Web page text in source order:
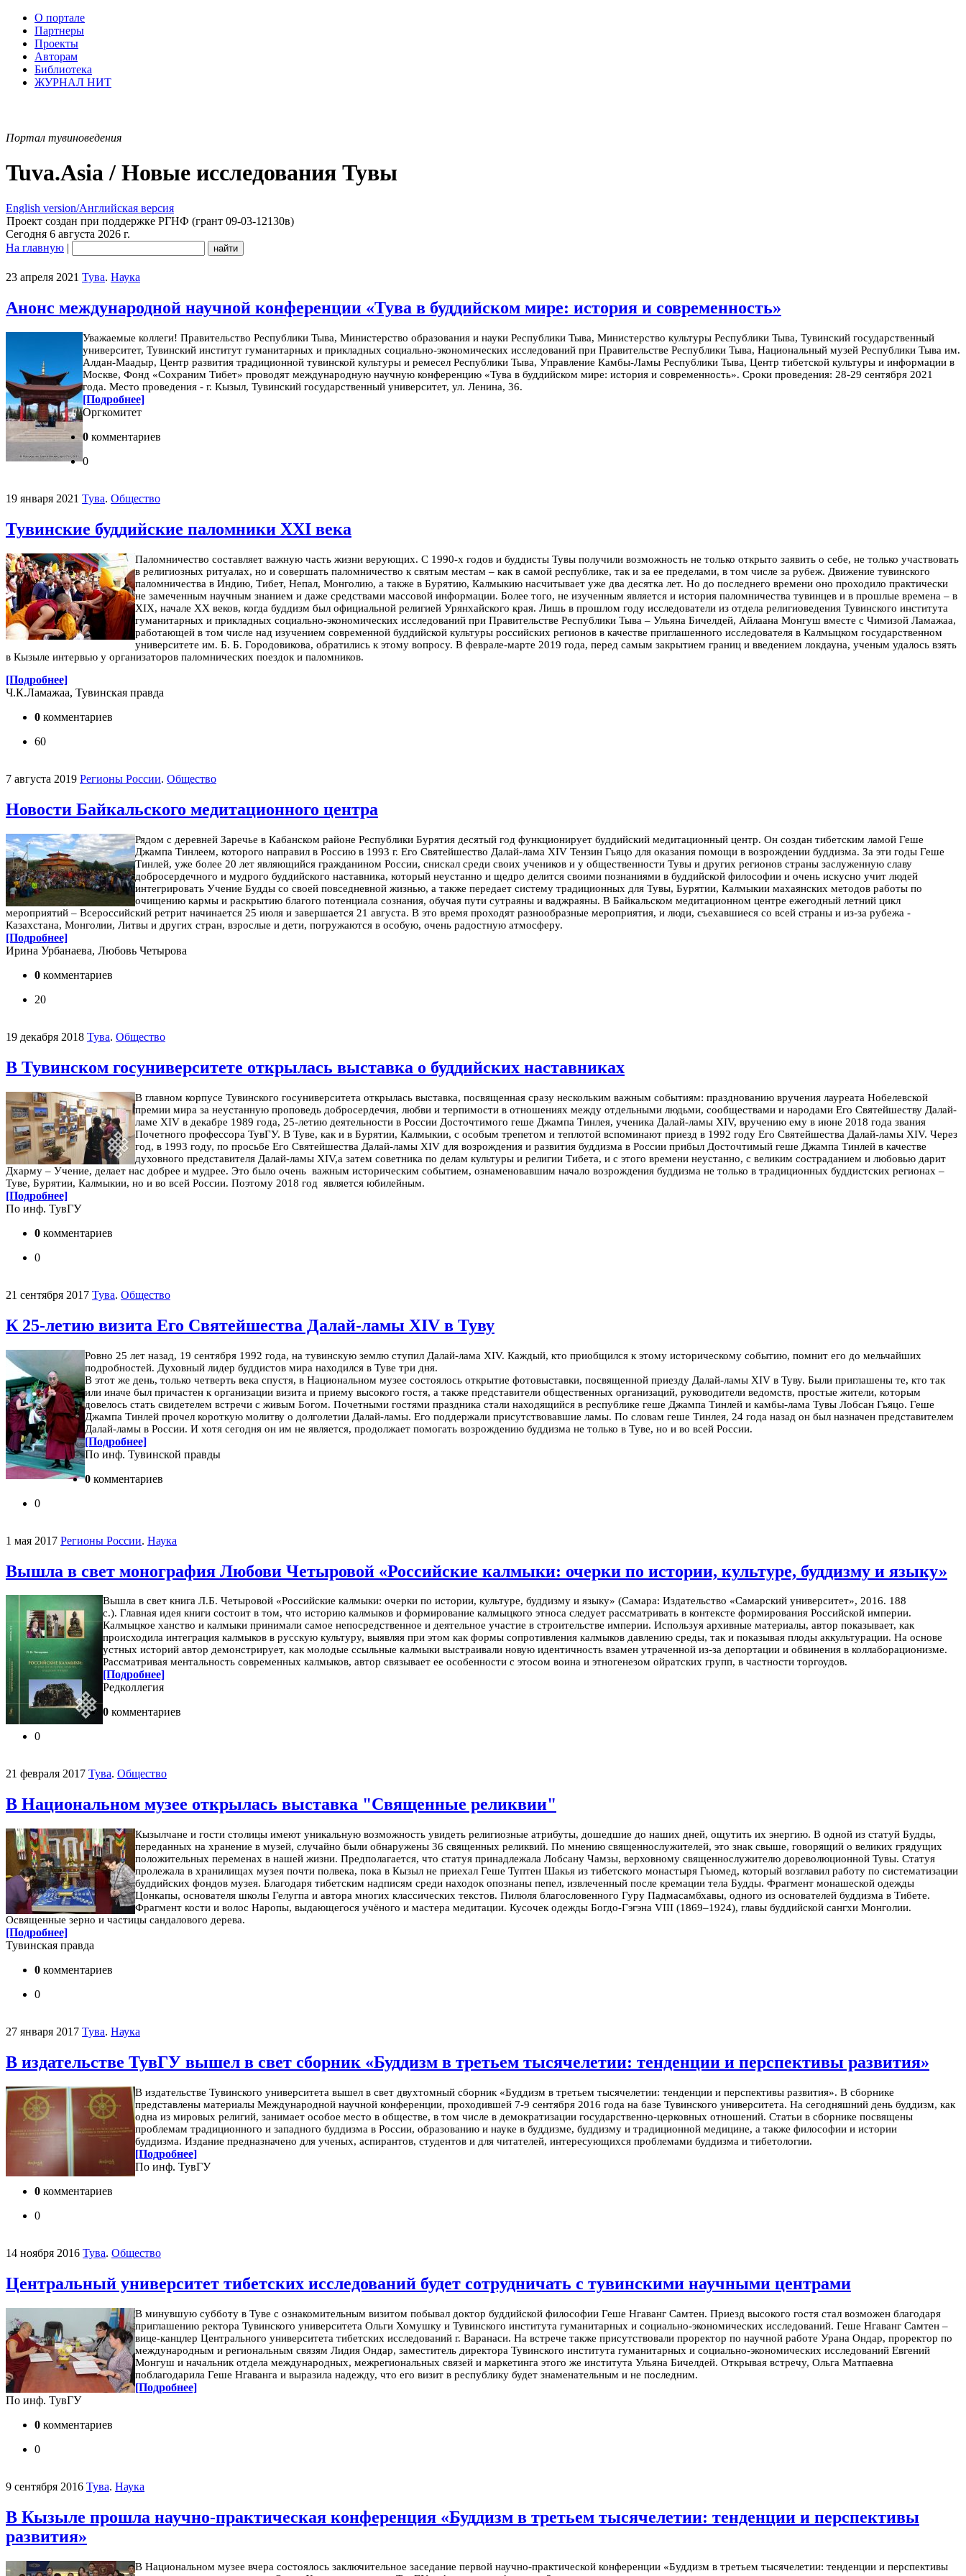
О портале
Партнеры
Проекты
Авторам
Библиотека
ЖУРНАЛ НИТ
Портал тувиноведения
Tuva.Asia / Новые исследования Тувы
English version/Английская версия
Проект создан при поддержке РГНФ (грант 09-03-12130в)
Сегодня 6 августа 2026 г.
На главную |
23 апреля 2021 Тува. Наука
Анонс международной научной конференции «Тува в буддийском мире: история и современность»
Уважаемые коллеги! Правительство Республики Тыва, Министерство образования и науки Республики Тыва, Министерство культуры Республики Тыва, Тувинский государственный
университет, Тувинский институт гуманитарных и прикладных социально-экономических исследований при Правительстве Республики Тыва, Национальный музей Республики Тыва им.
Алдан-Маадыр, Центр развития традиционной тувинской культуры и ремесел Республики Тыва, Управление Камбы-Ламы Республики Тыва, Центр тибетской культуры и информации в
Москве, Фонд «Сохраним Тибет» проводят международную научную конференцию «Тува в буддийском мире: история и современность». Сроки проведения: 28-29 сентября 2021
года. Место проведения - г. Кызыл, Тувинский государственный университет, ул. Ленина, 36.
[Подробнее]
Оргкомитет
0 комментариев
0
19 января 2021 Тува. Общество
Тувинские буддийские паломники XXI века
Паломничество составляет важную часть жизни верующих. С 1990-х годов и буддисты Тувы получили возможность не только открыто заявить о себе, не только участвовать
в религиозных ритуалах, но и совершать паломничество к святым местам – как в самой республике, так и за ее пределами, в том числе за рубеж. Движение тувинского
паломничества в Индию, Тибет, Непал, Монголию, а также в Бурятию, Калмыкию насчитывает уже два десятка лет. Но до последнего времени оно проходило практически
не замеченным научным знанием и даже средствами массовой информации. Более того, не изученным является и история паломничества тувинцев и в прошлые времена – в
XIX, начале ХХ веков, когда буддизм был официальной религией Урянхайского края. Лишь в прошлом году исследователи из отдела религиоведения Тувинского института
гуманитарных и прикладных социально-экономических исследований при Правительстве Республики Тыва – Ульяна Бичелдей, Айлаана Монгуш вместе с Чимизой Ламажаа,
работающей в том числе над изучением современной буддийской культуры российских регионов в качестве приглашенного исследователя в Калмыцком государственном
университете им. Б. Б. Городовикова, обратились к этому вопросу. В феврале-марте 2019 года, перед самым закрытием границ и введением локдауна, ученым удалось взять
в Кызыле интервью у организаторов паломнических поездок и паломников.
[Подробнее]
Ч.К.Ламажаа, Тувинская правда
0 комментариев
60
7 августа 2019 Регионы России. Общество
Новости Байкальского медитационного центра
Рядом с деревней Заречье в Кабанском районе Республики Бурятия десятый год функционирует буддийский медитационный центр. Он создан тибетским ламой Геше
Джампа Тинлеем, которого направил в Россию в 1993 г. Его Святейшество Далай-лама XIV Тензин Гьяцо для оказания помощи в возрождении буддизма. За эти годы Геше
Тинлей, уже более 20 лет являющийся гражданином России, снискал среди своих учеников и у общественности Тувы и других регионов страны заслуженную славу
добросердечного и мудрого буддийского наставника, который неустанно и щедро делится своими познаниями в буддийской философии и очень искусно учит людей
интегрировать Учение Будды со своей повседневной жизнью, а также передает систему традиционных для Тувы, Бурятии, Калмыкии махаянских методов работы по
очищению кармы и раскрытию благого потенциала сознания, обучая пути сутраяны и ваджраяны. В Байкальском медитационном центре ежегодный летний цикл
мероприятий – Всероссийский ретрит начинается 25 июля и завершается 21 августа. В это время проходят разнообразные мероприятия, и люди, съехавшиеся со всей страны и из-за рубежа -
Казахстана, Монголии, Литвы и других стран, взрослые и дети, погружаются в особую, очень радостную атмосферу.
[Подробнее]
Ирина Урбанаева, Любовь Четырова
0 комментариев
20
19 декабря 2018 Тува. Общество
В Тувинском госуниверситете открылась выставка о буддийских наставниках
В главном корпусе Тувинского госуниверситета открылась выставка, посвященная сразу нескольким важным событиям: празднованию вручения лауреата Нобелевской
премии мира за неустанную проповедь добросердечия, любви и терпимости в отношениях между отдельными людьми, сообществами и народами Его Святейшеству Далай-
ламе XIV в декабре 1989 года, 25-летию деятельности в России Досточтимого геше Джампа Тинлея, ученика Далай-ламы XIV, вручению ему в июне 2018 года звания
Почетного профессора ТувГУ. В Туве, как и в Бурятии, Калмыкии, с особым трепетом и теплотой вспоминают приезд в 1992 году Его Святейшества Далай-ламы XIV. Через
год, в 1993 году, по просьбе Его Святейшества Далай-ламы XIV для возрождения и развития буддизма в России прибыл Досточтимый геше Джампа Тинлей в качестве
духовного представителя Далай-ламы XIV,а затем советника по делам культуры и религии Тибета, и с этого времени неустанно, с великим состраданием и любовью дарит
Дхарму – Учение, делает нас добрее и мудрее. Это было очень важным историческим событием, ознаменовавшим начало возрождения буддизма не только в традиционных буддистских регионах –
Туве, Бурятии, Калмыкии, но и во всей России. Поэтому 2018 год является юбилейным.
[Подробнее]
По инф. ТувГУ
0 комментариев
0
21 сентября 2017 Тува. Общество
К 25-летию визита Его Святейшества Далай-ламы XIV в Туву
Ровно 25 лет назад, 19 сентября 1992 года, на тувинскую землю ступил Далай-лама XIV. Каждый, кто приобщился к этому историческому событию, помнит его до мельчайших
подробностей. Духовный лидер буддистов мира находился в Туве три дня.
В этот же день, только четверть века спустя, в Национальном музее состоялось открытие фотовыставки, посвященной приезду Далай-ламы XIV в Туву. Были приглашены те, кто так
или иначе был причастен к организации визита и приему высокого гостя, а также представители общественных организаций, руководители ведомств, простые жители, которым
довелось стать свидетелем встречи с живым Богом. Почетными гостями праздника стали находящийся в республике геше Джампа Тинлей и камбы-лама Тувы Лобсан Гьяцо. Геше
Джампа Тинлей прочел короткую молитву о долголетии Далай-ламы. Его поддержали присутствовавшие ламы. По словам геше Тинлея, 24 года назад он был назначен представителем
Далай-ламы в России. И хотя сегодня он им не является, продолжает помогать возрождению буддизма не только в Туве, но и во всей России.
[Подробнее]
По инф. Тувинской правды
0 комментариев
0
1 мая 2017 Регионы России. Наука
Вышла в свет монография Любови Четыровой «Российские калмыки: очерки по истории, культуре, буддизму и языку»
Вышла в свет книга Л.Б. Четыровой «Российские калмыки: очерки по истории, культуре, буддизму и языку» (Самара: Издательство «Самарский университет», 2016. 188
с.). Главная идея книги состоит в том, что историю калмыков и формирование калмыцкого этноса следует рассматривать в контексте формирования Российской империи.
Калмыцкое ханство и калмыки принимали самое непосредственное и деятельное участие в строительстве империи. Используя архивные материалы, автор показывает, как
происходила интеграция калмыков в русскую культуру, выявляя при этом как формы сопротивления калмыков давлению среды, так и показывая плоды аккультурации. На основе
устных историй автор демонстрирует, как молодые ссыльные калмыки выстраивали новую идентичность взамен утраченной из-за депортации и обвинения в коллаборационизме.
Рассматривая ментальность современных калмыков, автор связывает ее особенности с этосом воина и этногенезом ойратских групп, в частности торгоудов.
[Подробнее]
Редколлегия
0 комментариев
0
21 февраля 2017 Тува. Общество
В Национальном музее открылась выставка "Священные реликвии"
Кызылчане и гости столицы имеют уникальную возможность увидеть религиозные атрибуты, дошедшие до наших дней, ощутить их энергию. В одной из статуй Будды,
переданных на хранение в музей, случайно были обнаружены 36 священных реликвий. По мнению священнослужителей, это знак свыше, говорящий о великих грядущих
положительных переменах в нашей жизни. Предполагается, что статуя принадлежала Лобсану Чамзы, верховному священнослужителю дореволюционной Тувы. Статуя
пролежала в хранилищах музея почти полвека, пока в Кызыл не приехал Геше Туптен Шакья из тибетского монастыря Гьюмед, который возглавил работу по систематизации
буддийских фондов музея. Благодаря тибетским надписям среди находок опознаны пепел, извлеченный после кремации тела Будды. Фрагмент монашеской одежды
Цонкапы, основателя школы Гелугпа и автора многих классических текстов. Пилюля благословенного Гуру Падмасамбхавы, одного из основателей буддизма в Тибете.
Фрагмент кости и волос Наропы, выдающегося учёного и мастера медитации. Кусочек одежды Богдо-Гэгэна VIII (1869–1924), главы буддийской сангхи Монголии.
Освященные зерно и частицы сандалового дерева.
[Подробнее]
Тувинская правда
0 комментариев
0
27 января 2017 Тува. Наука
В издательстве ТувГУ вышел в свет сборник «Буддизм в третьем тысячелетии: тенденции и перспективы развития»
В издательстве Тувинского университета вышел в свет двухтомный сборник «Буддизм в третьем тысячелетии: тенденции и перспективы развития». В сборнике
представлены материалы Международной научной конференции, проходившей 7-9 сентября 2016 года на базе Тувинского университета. На сегодняшний день буддизм, как
одна из мировых религий, занимает особое место в обществе, в том числе в демократизации государственно-церковных отношений. Статьи в сборнике посвящены
проблемам традиционного и западного буддизма в России, образованию и науке в буддизме, буддизму и традиционной медицине, а также философии и истории
буддизма. Издание предназначено для ученых, аспирантов, студентов и для читателей, интересующихся проблемами буддизма и тибетологии.
[Подробнее]
По инф. ТувГУ
0 комментариев
0
14 ноября 2016 Тува. Общество
Центральный университет тибетских исследований будет сотрудничать с тувинскими научными центрами
В минувшую субботу в Туве с ознакомительным визитом побывал доктор буддийской философии Геше Нгаванг Самтен. Приезд высокого гостя стал возможен благодаря
приглашению ректора Тувинского университета Ольги Хомушку и Тувинского института гуманитарных и социально-экономических исследований. Геше Нгаванг Самтен –
вице-канцлер Центрального университета тибетских исследований г. Варанаси. На встрече также присутствовали проректор по научной работе Урана Ондар, проректор по
международным и региональным связям Лидия Ондар, заместитель директора Тувинского института гуманитарных и социально-экономических исследований Евгений
Монгуш и начальник отдела международных, межрегиональных связей и маркетинга этого же института Ульяна Бичелдей. Открывая встречу, Ольга Матпаевна
поблагодарила Геше Нгаванга и выразила надежду, что его визит в республику будет знаменательным и не последним.
[Подробнее]
По инф. ТувГУ
0 комментариев
0
9 сентября 2016 Тува. Наука
В Кызыле прошла научно-практическая конференция «Буддизм в третьем тысячелетии: тенденции и перспективы
развития»
В Национальном музее вчера состоялось заключительное заседание первой научно-практической конференции «Буддизм в третьем тысячелетии: тенденции и перспективы